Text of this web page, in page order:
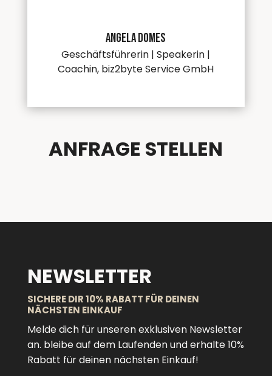
Angela Domes
Geschäftsführerin | Speakerin |
Coachin, biz2byte Service GmbH
ANFRAGE STELLEN
NEWSLETTER
SICHERE DIR 10% RABATT FÜR DEINEN
NÄCHSTEN EINKAUF
Melde dich für unseren exklusiven Newsletter
an. bleibe auf dem Laufenden und erhalte 10%
Rabatt für deinen nächsten Einkauf!